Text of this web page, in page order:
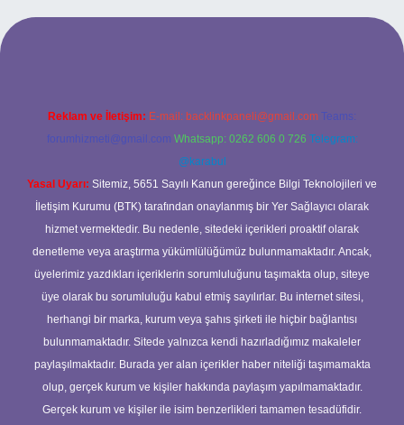
giriş
Reklam ve İletişim: E-mail: backlinkpaneli@gmail.com Teams:
forumhizmeti@gmail.com Whatsapp: 0262 606 0 726 Telegram:
@karabul
Yasal Uyarı: Sitemiz, 5651 Sayılı Kanun gereğince Bilgi Teknolojileri ve
İletişim Kurumu (BTK) tarafından onaylanmış bir Yer Sağlayıcı olarak
hizmet vermektedir. Bu nedenle, sitedeki içerikleri proaktif olarak
denetleme veya araştırma yükümlülüğümüz bulunmamaktadır. Ancak,
üyelerimiz yazdıkları içeriklerin sorumluluğunu taşımakta olup, siteye
üye olarak bu sorumluluğu kabul etmiş sayılırlar. Bu internet sitesi,
herhangi bir marka, kurum veya şahıs şirketi ile hiçbir bağlantısı
bulunmamaktadır. Sitede yalnızca kendi hazırladığımız makaleler
paylaşılmaktadır. Burada yer alan içerikler haber niteliği taşımamakta
olup, gerçek kurum ve kişiler hakkında paylaşım yapılmamaktadır.
Gerçek kurum ve kişiler ile isim benzerlikleri tamamen tesadüfidir.